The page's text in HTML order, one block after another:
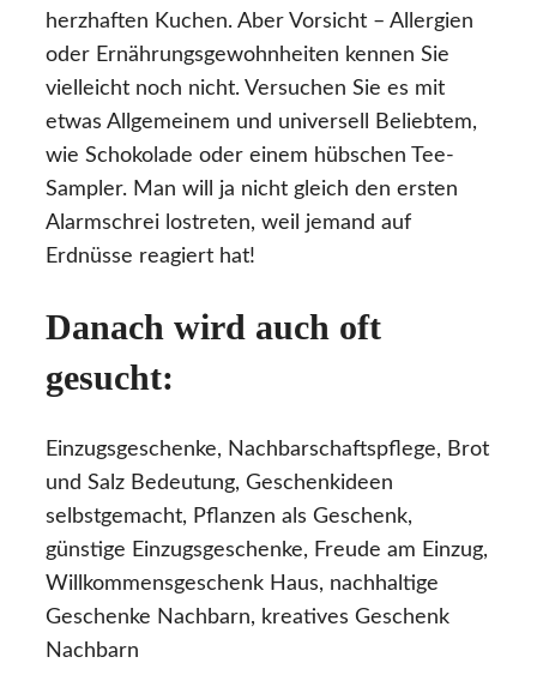
herzhaften Kuchen. Aber Vorsicht – Allergien
oder Ernährungsgewohnheiten kennen Sie
vielleicht noch nicht. Versuchen Sie es mit
etwas Allgemeinem und universell Beliebtem,
wie Schokolade oder einem hübschen Tee-
Sampler. Man will ja nicht gleich den ersten
Alarmschrei lostreten, weil jemand auf
Erdnüsse reagiert hat!
Danach wird auch oft
gesucht:
Einzugsgeschenke, Nachbarschaftspflege, Brot
und Salz Bedeutung, Geschenkideen
selbstgemacht, Pflanzen als Geschenk,
günstige Einzugsgeschenke, Freude am Einzug,
Willkommensgeschenk Haus, nachhaltige
Geschenke Nachbarn, kreatives Geschenk
Nachbarn